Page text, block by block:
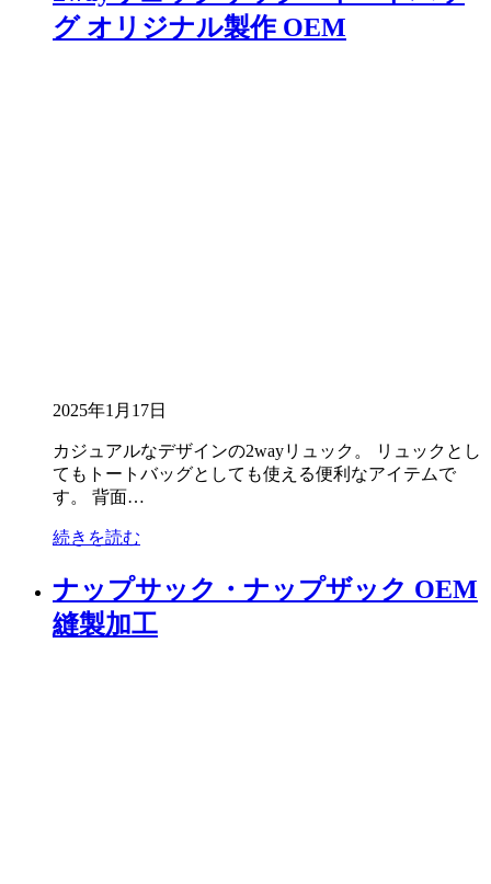
グ オリジナル製作 OEM
2025年1月17日
カジュアルなデザインの2wayリュック。 リュックとし
てもトートバッグとしても使える便利なアイテムで
す。 背面…
続きを読む
ナップサック・ナップザック OEM
縫製加工